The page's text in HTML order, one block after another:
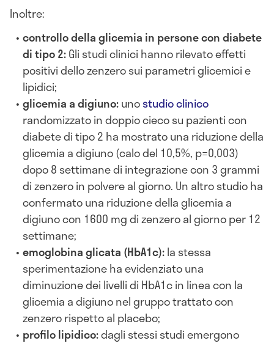
Inoltre:
controllo della glicemia in persone con diabete
di tipo 2:Gli studi clinici hanno rilevato effetti
positivi dello zenzero sui parametri glicemici e
lipidici;
glicemia a digiuno:unostudio clinico
randomizzato in doppio cieco su pazienti con
diabete di tipo 2 ha mostrato una riduzione della
glicemia a digiuno (calo del 10,5%, p=0,003)
dopo 8 settimane di integrazione con 3 grammi
di zenzero in polvere al giorno. Un altro studio ha
confermato una riduzione della glicemia a
digiuno con 1600 mg di zenzero al giorno per 12
settimane;
emoglobina glicata (HbA1c):la stessa
sperimentazione ha evidenziato una
diminuzione dei livelli di HbA1c in linea con la
glicemia a digiuno nel gruppo trattato con
zenzero rispetto al placebo;
profilo lipidico:dagli stessi studi emergono